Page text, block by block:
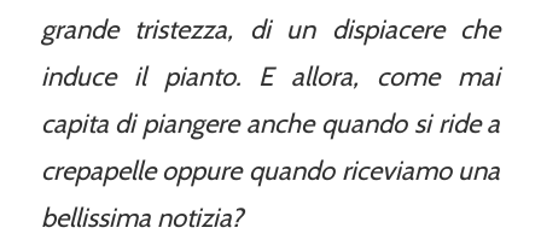
grande tristezza, di un dispiacere che
induce il pianto. E allora, come mai
capita di piangere anche quando si ride a
crepapelle oppure quando riceviamo una
bellissima notizia?